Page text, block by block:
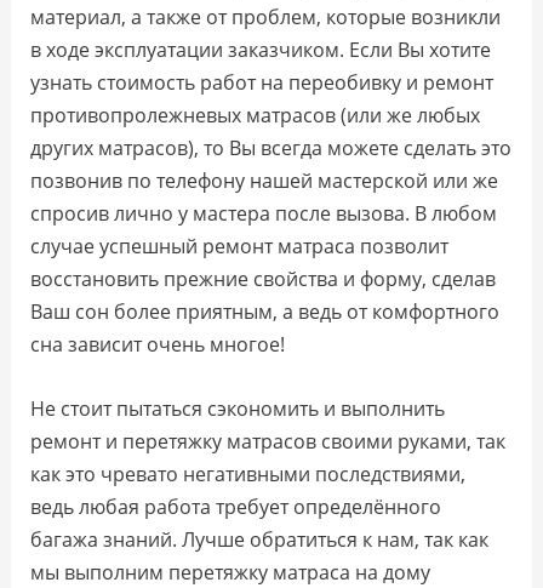
материал, а также от проблем, которые возникли
в ходе эксплуатации заказчиком. Если Вы хотите
узнать стоимость работ на переобивку и ремонт
противопролежневых матрасов (или же любых
других матрасов), то Вы всегда можете сделать это
позвонив по телефону нашей мастерской или же
спросив лично у мастера после вызова. В любом
случае успешный ремонт матраса позволит
восстановить прежние свойства и форму, сделав
Ваш сон более приятным, а ведь от комфортного
сна зависит очень многое!
Не стоит пытаться сэкономить и выполнить
ремонт и перетяжку матрасов своими руками, так
как это чревато негативными последствиями,
ведь любая работа требует определённого
багажа знаний. Лучше обратиться к нам, так как
мы выполним перетяжку матраса на дому